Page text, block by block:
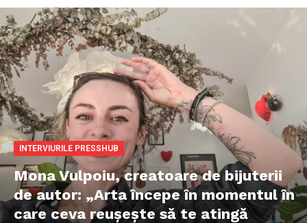
INTERVIURILE PRESSHUB
Mona Vulpoiu, creatoare de bijuterii
de autor: „Arta începe în momentul în
care ceva reușește să te atingă